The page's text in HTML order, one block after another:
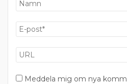
Meddela mig om nya